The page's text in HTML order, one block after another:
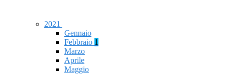
2021
Gennaio
Febbraio 1
Marzo
Aprile
Maggio